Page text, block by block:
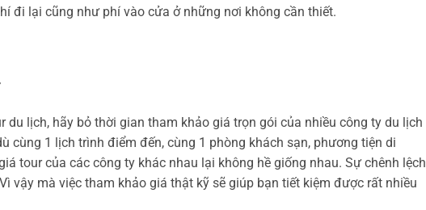
đi lại cũng như phí vào cửa ở những nơi không cần thiết.
du lịch, hãy bỏ thời gian tham khảo giá trọn gói của nhiều công ty du lịch
cùng 1 lịch trình điểm đến, cùng 1 phòng khách sạn, phương tiện di
tour của các công ty khác nhau lại không hề giống nhau. Sự chênh lệch
vậy mà việc tham khảo giá thật kỹ sẽ giúp bạn tiết kiệm được rất nhiều